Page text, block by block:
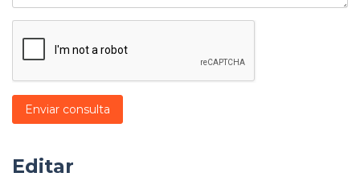
Enviar consulta
Editar